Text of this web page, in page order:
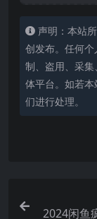
声明：本站
创发布。任何
制、盗用、采
体平台。如若
们进行处理。
2024闲鱼